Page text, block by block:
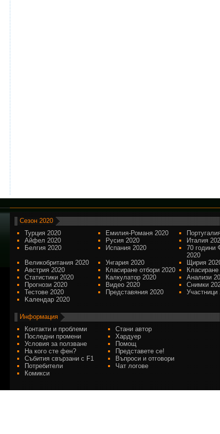
Сезон 2020
Турция 2020
Емилия-Романя 2020
Айфел 2020
Русия 2020
Италия
Белгия 2020
Испания 2020
70 години
2020
Великобритания 2020
Унгария 2020
Щирия
Австрия 2020
Класиране отбори 2020
Статистики 2020
Калкулатор 2020
Анализи
Прогнози 2020
Видео 2020
Снимки
Тестове 2020
Представяния 2020
Участници
Kалендар 2020
Информация
Контакти и проблеми
Стани автор
Последни промени
Хардуер
Условия за ползване
Помощ
На кого сте фен?
Представете се!
Събития свързани с F1
Въпроси и отговори
Потребители
Чат логове
Комикси